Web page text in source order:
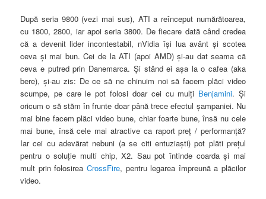
După seria 9800 (vezi mai sus), ATI a reînceput numărătoarea,
cu 1800, 2800, iar apoi seria 3800. De fiecare dată când credea
că a devenit lider incontestabil, nVidia îşi lua avânt şi scotea
ceva şi mai bun. Cei de la ATI (apoi AMD) şi-au dat seama că
ceva e putred prin Danemarca. Şi stând ei aşa la o cafea (aka
bere), şi-au zis: De ce să ne chinuim noi să facem plăci video
scumpe, pe care le pot folosi doar cei cu mulţi Benjamini. Şi
oricum o să stăm în frunte doar până trece efectul şampaniei. Nu
mai bine facem plăci video bune, chiar foarte bune, însă nu cele
mai bune, însă cele mai atractive ca raport preţ / performanţă?
Iar cei cu adevărat nebuni (a se citi entuziaşti) pot plăti preţul
pentru o soluţie multi chip, X2. Sau pot întinde coarda şi mai
mult prin folosirea CrossFire, pentru legarea împreună a plăcilor
video.